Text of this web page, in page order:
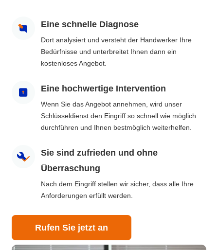
Eine schnelle Diagnose
Dort analysiert und versteht der Handwerker Ihre
Bedürfnisse und unterbreitet Ihnen dann ein
kostenloses Angebot.
Eine hochwertige Intervention
Wenn Sie das Angebot annehmen, wird unser
Schlüsseldienst den Eingriff so schnell wie möglich
durchführen und Ihnen bestmöglich weiterhelfen.
Sie sind zufrieden und ohne
Überraschung
Nach dem Eingriff stellen wir sicher, dass alle Ihre
Anforderungen erfüllt werden.
Rufen Sie jetzt an